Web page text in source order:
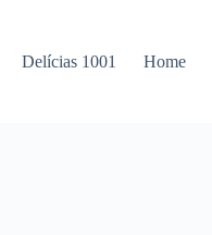
Delícias 1001 Home